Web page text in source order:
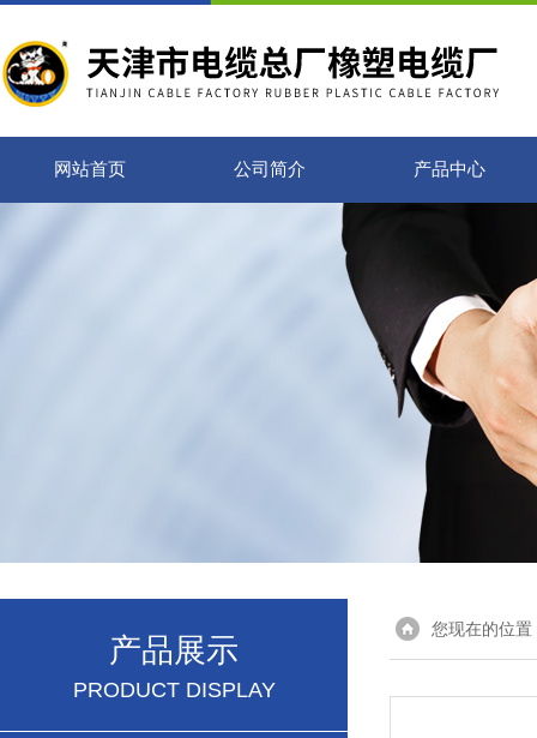
网站首页 公司简介 产品中心
产品展示
PRODUCT DISPLAY
您现在的位置